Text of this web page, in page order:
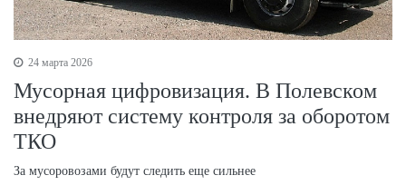
24 марта 2026
Мусорная цифровизация. В Полевском
внедряют систему контроля за оборотом
ТКО
За мусоровозами будут следить еще сильнее